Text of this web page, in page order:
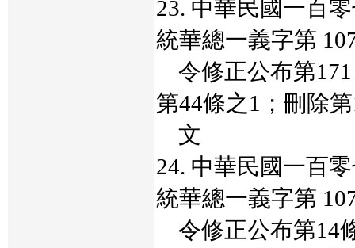
23. 中華民國一百
統華總一義字第
令修正公布第
第44條之1；刪除
文
24. 中華民國一百
統華總一義字第
令修正公布第14